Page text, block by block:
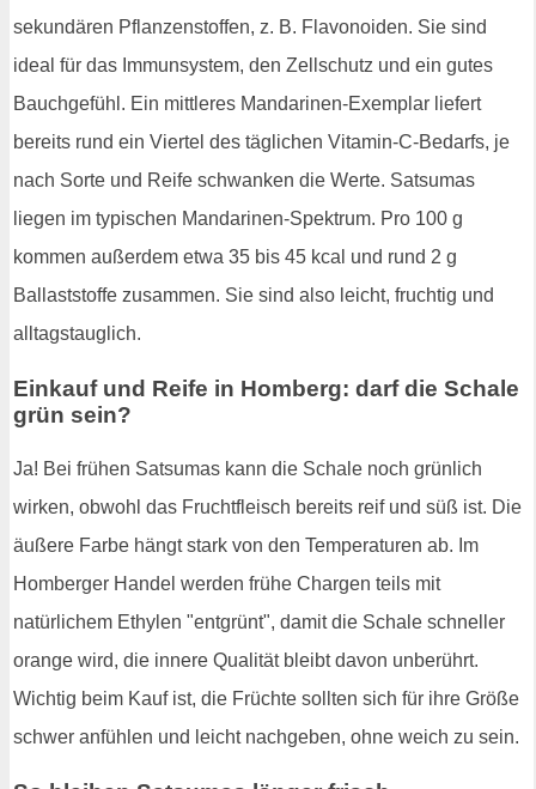
sekundären Pflanzenstoffen, z. B. Flavonoiden. Sie sind
ideal für das Immunsystem, den Zellschutz und ein gutes
Bauchgefühl. Ein mittleres Mandarinen-Exemplar liefert
bereits rund ein Viertel des täglichen Vitamin-C-Bedarfs, je
nach Sorte und Reife schwanken die Werte. Satsumas
liegen im typischen Mandarinen-Spektrum. Pro 100 g
kommen außerdem etwa 35 bis 45 kcal und rund 2 g
Ballaststoffe zusammen. Sie sind also leicht, fruchtig und
alltagstauglich.
Einkauf und Reife in Homberg: darf die Schale
grün sein?
Ja! Bei frühen Satsumas kann die Schale noch grünlich
wirken, obwohl das Fruchtfleisch bereits reif und süß ist. Die
äußere Farbe hängt stark von den Temperaturen ab. Im
Homberger Handel werden frühe Chargen teils mit
natürlichem Ethylen "entgrünt", damit die Schale schneller
orange wird, die innere Qualität bleibt davon unberührt.
Wichtig beim Kauf ist, die Früchte sollten sich für ihre Größe
schwer anfühlen und leicht nachgeben, ohne weich zu sein.